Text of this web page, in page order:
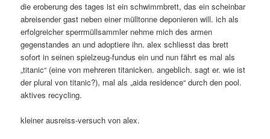
die eroberung des tages ist ein schwimmbrett, das ein scheinbar
abreisender gast neben einer mülltonne deponieren will. ich als
erfolgreicher sperrmüllsammler nehme mich des armen
gegenstandes an und adoptiere ihn. alex schliesst das brett
sofort in seinen spielzeug-fundus ein und nun fährt es mal als
„titanic“ (eine von mehreren titanicken. angeblich. sagt er. wie ist
der plural von titanic?), mal als „aida residence“ durch den pool.
aktives recycling.
kleiner ausreiss-versuch von alex.